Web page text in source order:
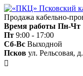
Продажа кабельно-
Время работы Пн-Чт
Пт 9:00 - 17:00
Сб-Вс Выходной
Псков ул. Рельсовая,